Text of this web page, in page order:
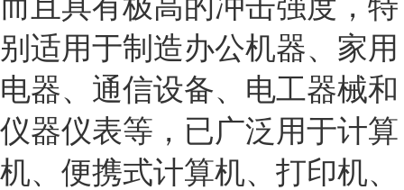
别适用于制造办公机器、家用
电器、通信设备、电工器械和
仪器仪表等，已广泛用于计算
机、便携式计算机、打印机、